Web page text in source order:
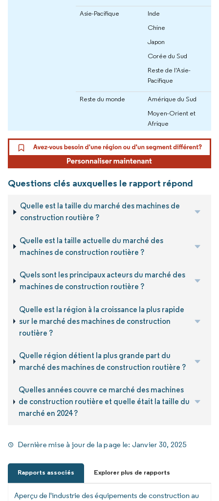
Asie-Pacifique
Inde
Chine
Japon
Corée du Sud
Reste de l'Asie-
Pacifique
Reste du monde
Amérique du Sud
Moyen-Orient et
Afrique
Questions clés auxquelles le rapport répond
Quelle est la taille du marché des machines de
construction routière ?
Quelle est la taille actuelle du marché des
machines de construction routière ?
Quels sont les principaux acteurs du marché des
machines de construction routière ?
Quelle est la région à la croissance la plus rapide
sur le marché des machines de construction
routière ?
Quelle région détient la plus grande part du
marché des machines de construction routière ?
Quelles années couvre ce marché des machines
de construction routière et quelle était la taille du
marché en 2024 ?
Dernière mise à jour de la page le: Janvier 30, 2025
Rapports associés Explorer plus de rapports
Aperçu de l'industrie des équipements de construction au